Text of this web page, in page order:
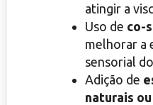
atingir a
Uso de co-
melhorar a
sensorial
Adição de
naturais